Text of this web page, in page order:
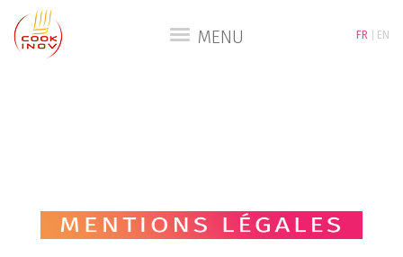
FR EN
MENU